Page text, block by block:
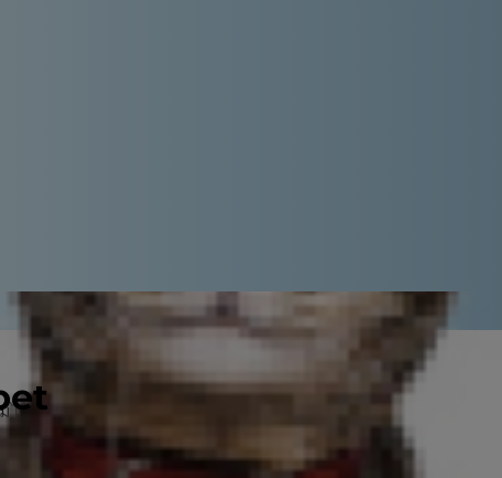
ง่ายๆ ว่าเจ้าเหมียวเพื่อนยากผู้ภักดี
ม่ได้แสดงสัญญาณบอกที่ชัดเจนนักว่า
ของคุณมีอายุมากขึ้นและต้องการการ